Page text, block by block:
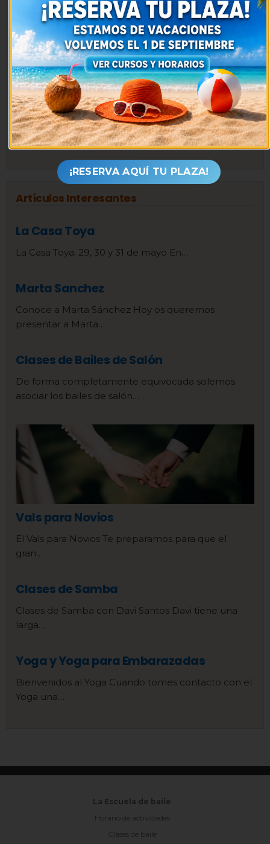
10.1k vistas
Cómo llegar
9.2k vistas
Clases de Bachata en Madrid
6.9k vistas
Especial Bodas
5.9k vistas
Artículos Interesantes
La Casa Toya
La Casa Toya. 29, 30 y 31 de mayo En…
Marta Sanchez
Conoce a Marta Sánchez Hoy os queremos
presentar a Marta…
Clases de Bailes de Salón
De forma completamente equivocada solemos
asociar los bailes de salón…
Vals para Novios
El Vals para Novios Te preparamos para que el
gran…
Clases de Samba
Clases de Samba con Davi Santos Davi tiene una
larga…
Yoga y Yoga para Embarazadas
Bienvenidos al Yoga Cuando tomes contacto con el
Yoga una…
La Escuela de baile
Horario de actividades
Clases de baile
¡RESERVA AQUÍ TU PLAZA!